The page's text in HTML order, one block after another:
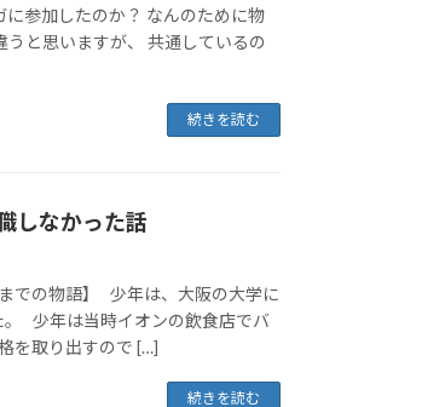
参加したのか？ なんのために物
と思いますが、 共通しているの
続きを読む
しなかった話
での物語】 少年は、大阪の大学に
少年は当時イオンの飲食店でバ
を取り出すので […]
続きを読む